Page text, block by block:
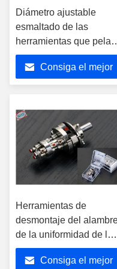
Diámetro ajustable
esmaltado de las
herramientas que pelan
0.7-1.2m m del alambre
de cobreConsiga el mejor
Herramientas de
desmontaje del
de la uniformidad de la
consistencia que atan
con alambre la
Consiga el mejor